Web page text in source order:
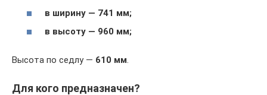
в ширину — 741 мм;
в высоту — 960 мм;
Высота по седлу — 610 мм.
Для кого предназначен?